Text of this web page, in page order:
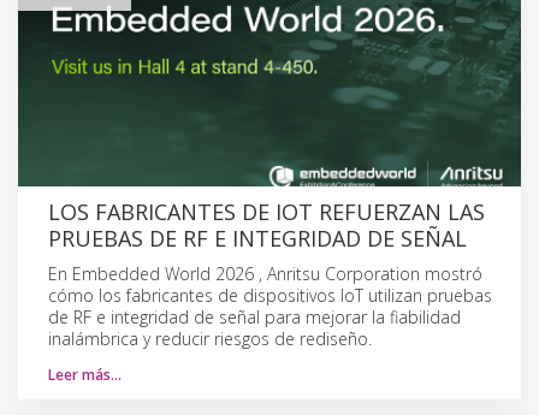
LOS FABRICANTES DE IOT REFUERZAN LAS
PRUEBAS DE RF E INTEGRIDAD DE SEÑAL
En Embedded World 2026 , Anritsu Corporation mostró
cómo los fabricantes de dispositivos IoT utilizan pruebas
de RF e integridad de señal para mejorar la fiabilidad
inalámbrica y reducir riesgos de rediseño.
Leer más…